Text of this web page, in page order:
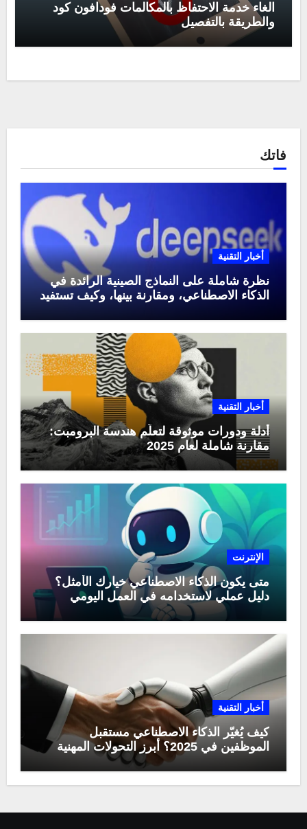
الغاء خدمة الاحتفاظ بالمكالمات فودافون كود
والطريقة بالتفصيل
فاتك
أخبار التقنية
نظرة شاملة على النماذج الصينية الرائدة في
الذكاء الاصطناعي، ومقارنة بينها، وكيف تستفيد
أخبار التقنية
أدلة ودورات موثوقة لتعلّم هندسة البرومبت:
مقارنة شاملة لعام 2025
الإنترنت
متى يكون الذكاء الاصطناعي خيارك الأمثل؟
دليل عملي لاستخدامه في العمل اليومي
أخبار التقنية
كيف يُغيّر الذكاء الاصطناعي مستقبل
الموظفين في 2025؟ أبرز التحولات المهنية